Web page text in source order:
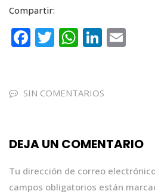
Compartir:
F
e
o
k
T
te
W
ts
p
Li
e
SIN COMENTARIOS
DEJA UN COMENTARIO
Tu dirección de correo
campos obligatorios están